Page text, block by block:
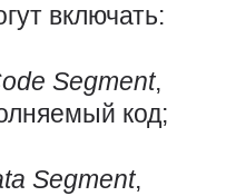
включать:
Segment,
код;
Segment,